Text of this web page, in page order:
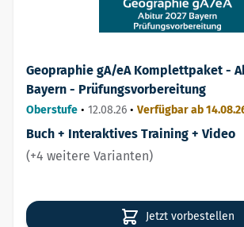
Geopraphie gA/eA Komplettpaket -
Bayern - Prüfungsvorbereitung
Oberstufe • 12.08.26 • Verfügbar ab
Buch + Interaktives Training + Video
(+4 weitere Varianten)
Jetzt vorbestellen